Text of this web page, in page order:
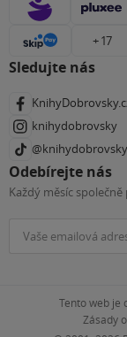
+ 17
Sledujte nás
knihydobrovsky
@knihydobrovsky
Odebírejte nás
Každý měsíc
Tento web je
Zásady